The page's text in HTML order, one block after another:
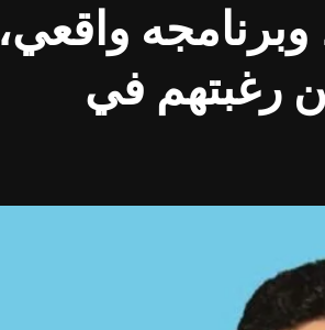
وبرنامجه واقعي،
رغبتهم في